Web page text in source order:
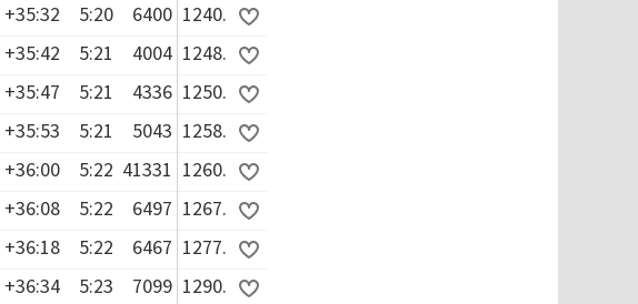
+35:32 5:20 6400 1240.
+35:42 5:21 4004 1248.
+35:47 5:21 4336 1250.
+35:53 5:21 5043 1258.
+36:00 5:22 41331 1260.
+36:08 5:22 6497 1267.
+36:18 5:22 6467 1277.
+36:34 5:23 7099 1290.